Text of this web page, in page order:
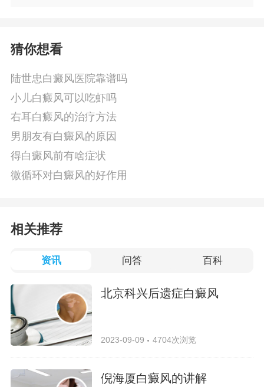
猜你想看
陆世忠白癜风医院靠谱吗
小儿白癜风可以吃虾吗
右耳白癜风的治疗方法
男朋友有白癜风的原因
得白癜风前有啥症状
微循环对白癜风的好作用
相关推荐
资讯 问答 百科
北京科兴后遗症白癜风
2023-09-09 4704次浏览
倪海厦白癜风的讲解